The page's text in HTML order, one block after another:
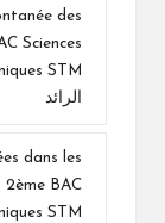
des
Sciences
الرائد
dans les
2ème BAC